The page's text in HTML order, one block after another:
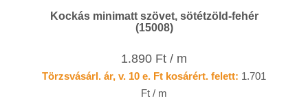
Kockás minimatt szövet, sötétzöld-fehér
(15008)
1.890 Ft / m
Törzsvásárl. ár, v. 10 e. Ft kosárért. felett: 1.701
Ft / m